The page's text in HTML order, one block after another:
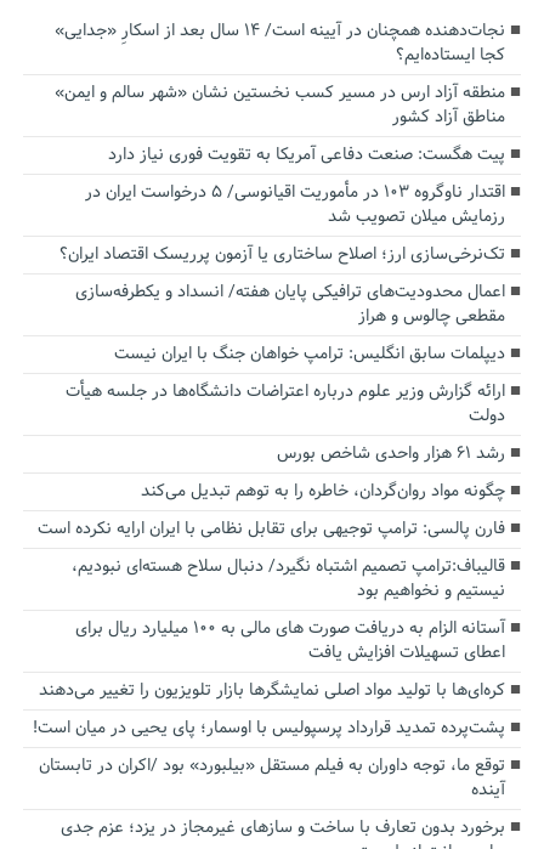
نجات‌دهنده‌ همچنان در آیینه است/ ۱۴ سال بعد از اسکارِ «جدایی»
کجا ایستاده‌ایم؟
منطقه آزاد ارس در مسیر کسب نخستین نشان «شهر سالم و ایمن»
مناطق آزاد کشور
پیت هگست: صنعت دفاعی آمریکا به تقویت فوری نیاز دارد
اقتدار ناوگروه ۱۰۳ در مأموریت‌ اقیانوسی/ ۵ درخواست ایران در
رزمایش میلان تصویب شد
تک‌نرخی‌سازی ارز؛ اصلاح ساختاری یا آزمون پرریسک اقتصاد ایران؟
اعمال محدودیت‌های ترافیکی پایان هفته/ انسداد و یکطرفه‌سازی
مقطعی چالوس و هراز
دیپلمات سابق انگلیس:‌ ترامپ خواهان جنگ با ایران نیست
ارائه گزارش وزیر علوم درباره اعتراضات دانشگاه‌ها در جلسه هیأت
دولت
رشد ۶۱ هزار واحدی شاخص بورس
چگونه مواد روان‌گردان، خاطره را به توهم تبدیل می‌کند
فارن پالسی: ترامپ توجیهی برای تقابل نظامی با ایران ارایه نکرده است
قالیباف:ترامپ تصمیم اشتباه نگیرد/ دنبال سلاح هسته‌ای نبودیم،
نیستیم و نخواهیم بود
آستانه الزام به دریافت صورت های مالی به ۱۰۰ میلیارد ریال برای
اعطای تسهیلات افزایش یافت
کره‌ای‌ها با تولید مواد اصلی نمایشگرها بازار تلویزیون را تغییر می‌دهند
پشت‌پرده تمدید قرارداد پرسپولیس با اوسمار؛ پای یحیی در میان است!
توقع ما، توجه داوران به فیلم مستقل «بیلبورد» بود /اکران در تابستان
آینده
برخورد بدون تعارف با ساخت‌ و سازهای غیرمجاز در یزد؛ عزم جدی